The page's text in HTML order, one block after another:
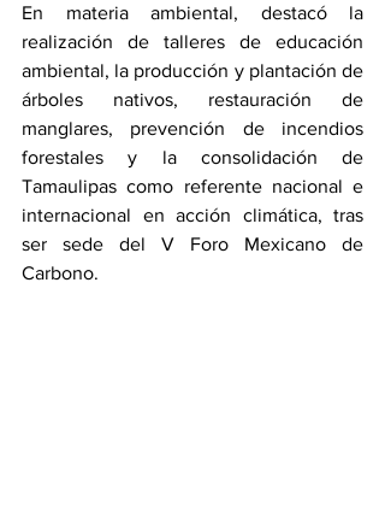
En materia ambiental, destacó la
realización de talleres de educación
ambiental, la producción y plantación de
árboles nativos, restauración de
manglares, prevención de incendios
forestales y la consolidación de
Tamaulipas como referente nacional e
internacional en acción climática, tras
ser sede del V Foro Mexicano de
Carbono.